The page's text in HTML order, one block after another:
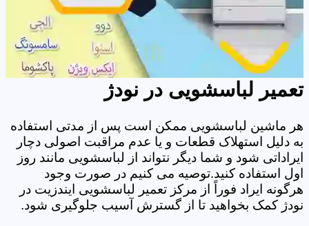
تعمیر لباسشویی در نودژ
هر ماشین لباسشویی ممکن است پس از مدتی استفاده
به دلیل استهلاک قطعات و یا عدم مراقبت اصولی دچار
ایراداتی شود و شما دیگر نتواند از لباسشویی مانند روز
اول استفاده کنید.توصیه می کنیم در صورت وجود
هرگونه ایراد فوراً از مرکز تعمیر لباسشویی ایندزیت در
نودژ کمک بخواهید تا از گسترش آسیب جلوگیری شود.